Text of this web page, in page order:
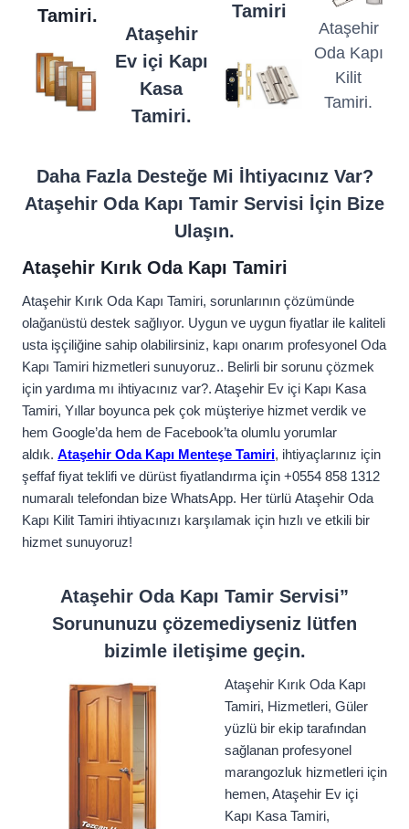
Tamiri.
Ataşehir
Ev içi Kapı
Kasa
Tamiri.
Tamiri
Ataşehir
Oda Kapı
Kilit
Tamiri.
Daha Fazla Desteğe Mi İhtiyacınız Var?
Ataşehir Oda Kapı Tamir Servisi İçin Bize
Ulaşın.
Ataşehir Kırık Oda Kapı Tamiri
Ataşehir Kırık Oda Kapı Tamiri, sorunlarının çözümünde
olağanüstü destek sağlıyor. Uygun ve uygun fiyatlar ile kaliteli
usta işçiliğine sahip olabilirsiniz, kapı onarım profesyonel Oda
Kapı Tamiri hizmetleri sunuyoruz.. Belirli bir sorunu çözmek
için yardıma mı ihtiyacınız var?. Ataşehir Ev içi Kapı Kasa
Tamiri, Yıllar boyunca pek çok müşteriye hizmet verdik ve
hem Google’da hem de Facebook’ta olumlu yorumlar
aldık. Ataşehir Oda Kapı Menteşe Tamiri, ihtiyaçlarınız için
şeffaf fiyat teklifi ve dürüst fiyatlandırma için +0554 858 1312
numaralı telefondan bize WhatsApp. Her türlü Ataşehir Oda
Kapı Kilit Tamiri ihtiyacınızı karşılamak için hızlı ve etkili bir
hizmet sunuyoruz!
Ataşehir Oda Kapı Tamir Servisi”
Sorununuzu çözemediyseniz lütfen
bizimle iletişime geçin.
Ataşehir Kırık Oda Kapı
Tamiri, Hizmetleri, Güler
yüzlü bir ekip tarafından
sağlanan profesyonel
marangozluk hizmetleri için
hemen, Ataşehir Ev içi
Kapı Kasa Tamiri,